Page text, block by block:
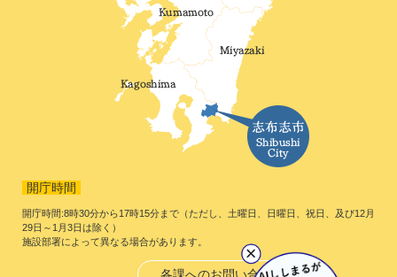
開庁時間
開庁時間:8時30分から17時15分まで（ただし、土曜日、日曜日、祝日、及び12月
29日～1月3日は除く）
施設部署によって異なる場合があります。